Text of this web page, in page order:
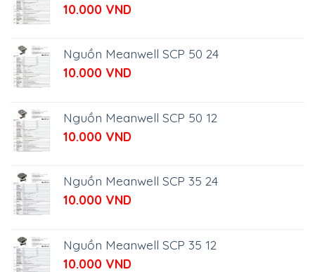
10.000 VND
Nguồn Meanwell SCP 50 24
10.000 VND
Nguồn Meanwell SCP 50 12
10.000 VND
Nguồn Meanwell SCP 35 24
10.000 VND
Nguồn Meanwell SCP 35 12
10.000 VND